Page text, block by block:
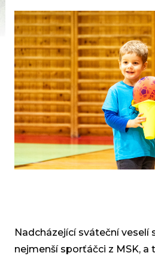
Nadcházející sváteční veselí
nejmenší sporťáčci z MSK, a